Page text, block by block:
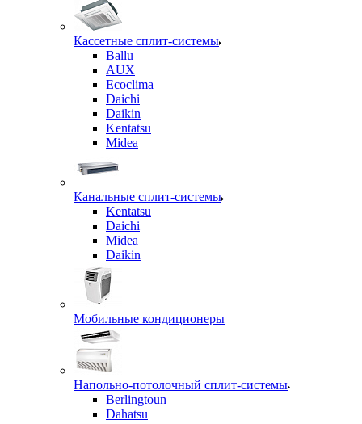
Кассетные сплит-системы
Ballu
AUX
Ecoclima
Daichi
Daikin
Kentatsu
Midea
Канальные сплит-системы
Kentatsu
Daichi
Midea
Daikin
Мобильные кондиционеры
Напольно-потолочный сплит-системы
Berlingtoun
Dahatsu